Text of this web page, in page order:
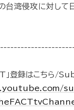
湾侵攻に対して
」登録はこちら/